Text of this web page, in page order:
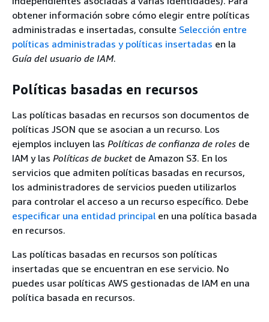
obtener información sobre cómo elegir entre políticas
administradas e insertadas, consulte Selección entre
políticas administradas y políticas insertadas en la
Guía del usuario de IAM.
Políticas basadas en recursos
Las políticas basadas en recursos son documentos de
políticas JSON que se asocian a un recurso. Los
ejemplos incluyen las Políticas de confianza de roles de
IAM y las Políticas de bucketde Amazon S3. En los
servicios que admiten políticas basadas en recursos,
los administradores de servicios pueden utilizarlos
para controlar el acceso a un recurso específico. Debe
especificar una entidad principal en una política basada
en recursos.
Las políticas basadas en recursos son políticas
insertadas que se encuentran en ese servicio. No
puedes usar políticas AWS gestionadas de IAM en una
política basada en recursos.